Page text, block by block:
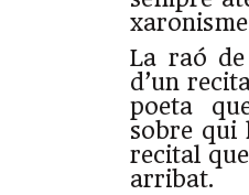
La raó de
d’un
poeta
sobre qui
recital
arribat.